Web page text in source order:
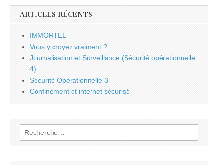
ARTICLES RÉCENTS
IMMORTEL
Vous y croyez vraiment ?
Journalisation et Surveillance (Sécurité opérationnelle
4)
Sécurité Opérationnelle 3
Confinement et internet sécurisé
Rechercher :